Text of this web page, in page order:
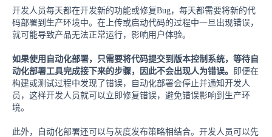
开发人员每天都在开发新的功能或修复Bug，每天都需要将新的代
码部署到生产环境中。在上传或启动代码的过程中一旦出现错误，
就可能导致产品无法正常运行，影响用户体验。
如果使用自动化部署，只需要将代码提交到版本控制系统，等待自
动化部署工具完成接下来的步骤，因此不会出现人为错误。
即便在
构建或测试过程中发现了错误，自动化部署会停止并通知开发人
员，这样开发人员就可以立即修复错误，避免错误影响到生产环
境。
此外，自动化部署还可以与灰度发布策略相结合。开发人员可以先